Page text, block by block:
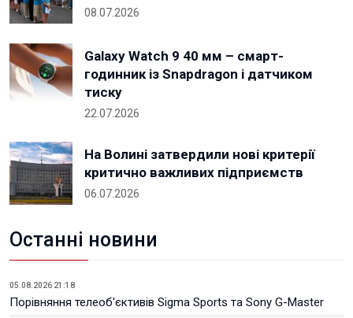
08.07.2026
Galaxy Watch 9 40 мм – смарт-
годинник із Snapdragon і датчиком
тиску
22.07.2026
На Волині затвердили нові критерії
критично важливих підприємств
06.07.2026
Останні новини
05.08.2026 21:18
Порівняння телеоб'єктивів Sigma Sports та Sony G-Master